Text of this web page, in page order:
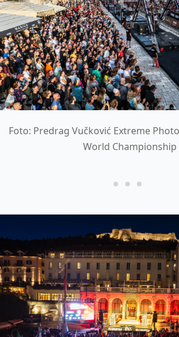
Foto: Predrag Vučković Extreme
World Championship